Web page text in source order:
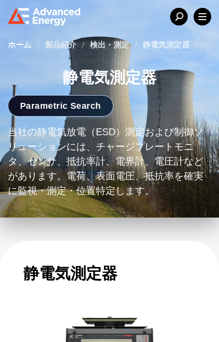
ホーム / 製品紹介 / 検出・測定 / 静電気測定器
静電気測定器
Parametric Search
当社の静電気放電（ESD）測定および制御ソ
リューションには、チャージプレートモニ
タ、センサ、抵抗率計、電界計、電圧計など
があります。電荷、表面電圧、抵抗率を確実
に監視・測定・位置特定します。
静電気測定器